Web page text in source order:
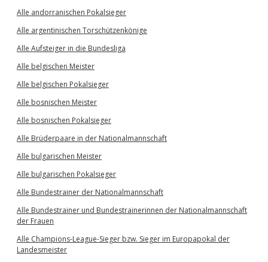
Alle andorranischen Pokalsieger
Alle argentinischen Torschützenkönige
Alle Aufsteiger in die Bundesliga
Alle belgischen Meister
Alle belgischen Pokalsieger
Alle bosnischen Meister
Alle bosnischen Pokalsieger
Alle Brüderpaare in der Nationalmannschaft
Alle bulgarischen Meister
Alle bulgarischen Pokalsieger
Alle Bundestrainer der Nationalmannschaft
Alle Bundestrainer und Bundestrainerinnen der Nationalmannschaft
der Frauen
Alle Champions-League-Sieger bzw. Sieger im Europapokal der
Landesmeister